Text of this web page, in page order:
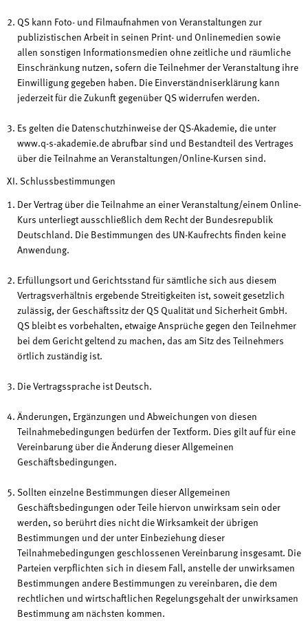
QS kann Foto- und Filmaufnahmen von Veranstaltungen zur
publizistischen Arbeit in seinen Print- und Onlinemedien sowie
allen sonstigen Informationsmedien ohne zeitliche und räumliche
Einschränkung nutzen, sofern die Teilnehmer der Veranstaltung ihre
Einwilligung gegeben haben. Die Einverständniserklärung kann
jederzeit für die Zukunft gegenüber QS widerrufen werden.
Es gelten die Datenschutzhinweise der QS-Akademie, die unter
www.q-s-akademie.de abrufbar sind und Bestandteil des Vertrages
über die Teilnahme an Veranstaltungen/Online-Kursen sind.
XI. Schlussbestimmungen
Der Vertrag über die Teilnahme an einer Veranstaltung/einem Online-
Kurs unterliegt ausschließlich dem Recht der Bundesrepublik
Deutschland. Die Bestimmungen des UN-Kaufrechts finden keine
Anwendung.
Erfüllungsort und Gerichtsstand für sämtliche sich aus diesem
Vertragsverhältnis ergebende Streitigkeiten ist, soweit gesetzlich
zulässig, der Geschäftssitz der QS Qualität und Sicherheit GmbH.
QS bleibt es vorbehalten, etwaige Ansprüche gegen den Teilnehmer
bei dem Gericht geltend zu machen, das am Sitz des Teilnehmers
örtlich zuständig ist.
Die Vertragssprache ist Deutsch.
Änderungen, Ergänzungen und Abweichungen von diesen
Teilnahmebedingungen bedürfen der Textform. Dies gilt auf für eine
Vereinbarung über die Änderung dieser Allgemeinen
Geschäftsbedingungen.
Sollten einzelne Bestimmungen dieser Allgemeinen
Geschäftsbedingungen oder Teile hiervon unwirksam sein oder
werden, so berührt dies nicht die Wirksamkeit der übrigen
Bestimmungen und der unter Einbeziehung dieser
Teilnahmebedingungen geschlossenen Vereinbarung insgesamt. Die
Parteien verpflichten sich in diesem Fall, anstelle der unwirksamen
Bestimmungen andere Bestimmungen zu vereinbaren, die dem
rechtlichen und wirtschaftlichen Regelungsgehalt der unwirksamen
Bestimmung am nächsten kommen.